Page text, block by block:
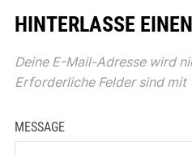
HINTERLASSE
Deine E-Mail-Adresse wird
Erforderliche Felder sind mit
MESSAGE